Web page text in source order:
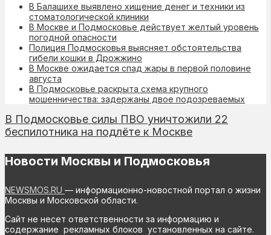
В Балашихе выявлено хищение денег и техники из
стоматологической клиники
В Москве и Подмосковье действует желтый уровень
погодной опасности
Полиция Подмосковья выясняет обстоятельства
гибели кошки в Дрожжино
В Москве ожидается спад жары в первой половине
августа
В Подмосковье раскрыта схема крупного
мошенничества: задержаны двое подозреваемых
В Подмосковье силы ПВО уничтожили 22
беспилотника на подлёте к Москве
Новости Москвы и Подмосковья
NEWSMOS.RU — информационно-новостной портал о жизни
Москвы и Московской области.
Сайт не несет ответственности за информацию и
содержание рекламных блоков установленных на сайте.